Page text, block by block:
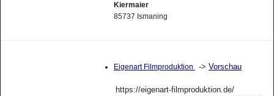
Kiermaier
85737 Ismaning
Eigenart Filmproduktion -> Vorschau
https://eigenart-filmproduktion.de/